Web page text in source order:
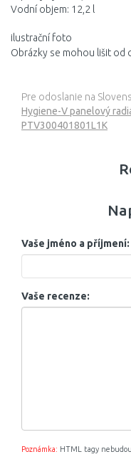
Vodní objem: 12,2 l
ilustrační foto
Obrázky se mohou lišit
Pre odoslanie na
Hygiene-V panelový
PTV300401801L1K
Vaše jméno a příjmení:
Vaše recenze:
Poznámka: HTML tagy